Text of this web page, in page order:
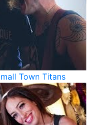
Town Titans